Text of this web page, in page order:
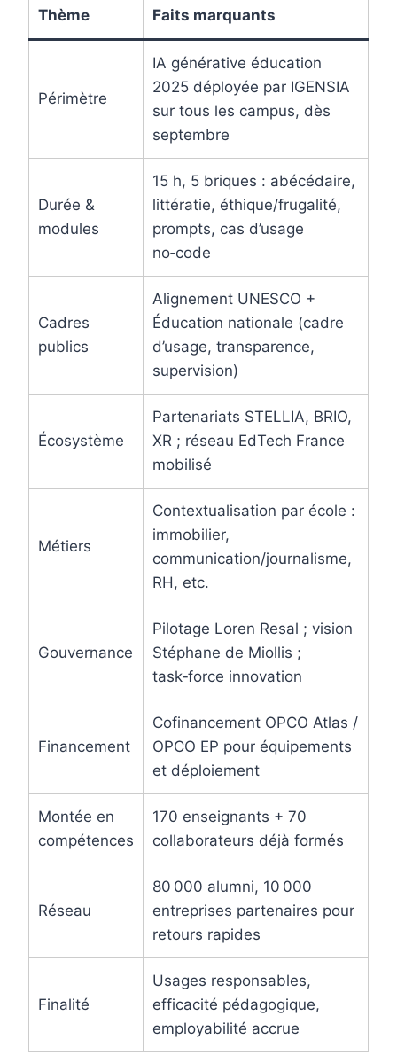
Thème Faits marquants
Périmètre
IA générative éducation
2025 déployée par IGENSIA
sur tous les campus, dès
septembre
Durée &
modules
15 h, 5 briques : abécédaire,
littératie, éthique/frugalité,
prompts, cas d’usage
no‑code
Cadres
publics
Alignement UNESCO +
Éducation nationale (cadre
d’usage, transparence,
supervision)
Écosystème
Partenariats STELLIA, BRIO,
XR ; réseau EdTech France
mobilisé
Métiers
Contextualisation par école :
immobilier,
communication/journalisme,
RH, etc.
Gouvernance
Pilotage Loren Resal ; vision
Stéphane de Miollis ;
task‑force innovation
Financement
Cofinancement OPCO Atlas /
OPCO EP pour équipements
et déploiement
Montée en
compétences
170 enseignants + 70
collaborateurs déjà formés
Réseau
80 000 alumni, 10 000
entreprises partenaires pour
retours rapides
Finalité
Usages responsables,
efficacité pédagogique,
employabilité accrue